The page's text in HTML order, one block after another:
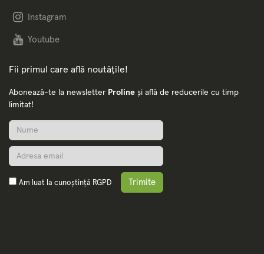
Instagram
Youtube
Fii primul care află noutățile!
Abonează-te la newsletter Proline și află de reducerile cu timp
limitat!
Am luat la cunoștință RGPD Trimite